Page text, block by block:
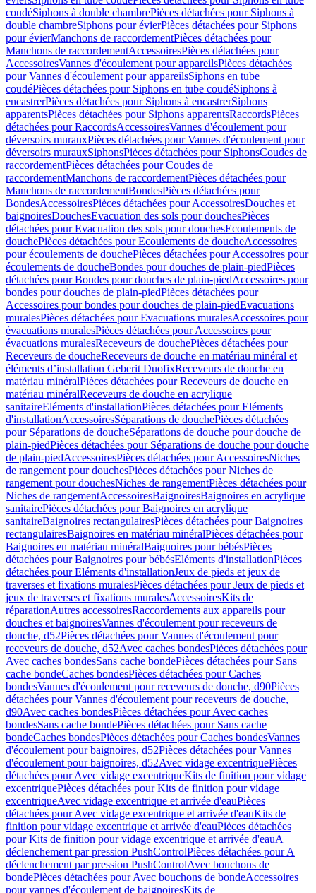
coudéSiphons à double chambrePièces détachées pour Siphons à
double chambreSiphons pour évierPièces détachées pour Siphons
pour évierManchons de raccordementPièces détachées pour
Manchons de raccordementAccessoiresPièces détachées pour
AccessoiresVannes d'écoulement pour appareilsPièces détachées
pour Vannes d'écoulement pour appareilsSiphons en tube
coudéPièces détachées pour Siphons en tube coudéSiphons à
encastrerPièces détachées pour Siphons à encastrerSiphons
apparentsPièces détachées pour Siphons apparentsRaccordsPièces
détachées pour RaccordsAccessoiresVannes d'écoulement pour
déversoirs murauxPièces détachées pour Vannes d'écoulement pour
déversoirs murauxSiphonsPièces détachées pour SiphonsCoudes de
raccordementPièces détachées pour Coudes de
raccordementManchons de raccordementPièces détachées pour
Manchons de raccordementBondesPièces détachées pour
BondesAccessoiresPièces détachées pour AccessoiresDouches et
baignoiresDouchesEvacuation des sols pour douchesPièces
détachées pour Evacuation des sols pour douchesEcoulements de
douchePièces détachées pour Ecoulements de doucheAccessoires
pour écoulements de douchePièces détachées pour Accessoires pour
écoulements de doucheBondes pour douches de plain-piedPièces
détachées pour Bondes pour douches de plain-piedAccessoires pour
bondes pour douches de plain-piedPièces détachées pour
Accessoires pour bondes pour douches de plain-piedEvacuations
muralesPièces détachées pour Evacuations muralesAccessoires pour
évacuations muralesPièces détachées pour Accessoires pour
évacuations muralesReceveurs de douchePièces détachées pour
Receveurs de doucheReceveurs de douche en matériau minéral et
éléments d’installation Geberit DuofixReceveurs de douche en
matériau minéralPièces détachées pour Receveurs de douche en
matériau minéralReceveurs de douche en acrylique
sanitaireEléments d'installationPièces détachées pour Eléments
d'installationAccessoiresSéparations de douchePièces détachées
pour Séparations de doucheSéparations de douche pour douche de
plain-piedPièces détachées pour Séparations de douche pour douche
de plain-piedAccessoiresPièces détachées pour AccessoiresNiches
de rangement pour douchesPièces détachées pour Niches de
rangement pour douchesNiches de rangementPièces détachées pour
Niches de rangementAccessoiresBaignoiresBaignoires en acrylique
sanitairePièces détachées pour Baignoires en acrylique
sanitaireBaignoires rectangulairesPièces détachées pour Baignoires
rectangulairesBaignoires en matériau minéralPièces détachées pour
Baignoires en matériau minéralBaignoires pour bébésPièces
détachées pour Baignoires pour bébésEléments d'installationPièces
détachées pour Eléments d'installationJeux de pieds et jeux de
traverses et fixations muralesPièces détachées pour Jeux de pieds et
jeux de traverses et fixations muralesAccessoiresKits de
réparationAutres accessoiresRaccordements aux appareils pour
douches et baignoiresVannes d'écoulement pour receveurs de
douche, d52Pièces détachées pour Vannes d'écoulement pour
receveurs de douche, d52Avec caches bondesPièces détachées pour
Avec caches bondesSans cache bondePièces détachées pour Sans
cache bondeCaches bondesPièces détachées pour Caches
bondesVannes d'écoulement pour receveurs de douche, d90Pièces
détachées pour Vannes d'écoulement pour receveurs de douche,
d90Avec caches bondesPièces détachées pour Avec caches
bondesSans cache bondePièces détachées pour Sans cache
bondeCaches bondesPièces détachées pour Caches bondesVannes
d'écoulement pour baignoires, d52Pièces détachées pour Vannes
d'écoulement pour baignoires, d52Avec vidage excentriquePièces
détachées pour Avec vidage excentriqueKits de finition pour vidage
excentriquePièces détachées pour Kits de finition pour vidage
excentriqueAvec vidage excentrique et arrivée d'eauPièces
détachées pour Avec vidage excentrique et arrivée d'eauKits de
finition pour vidage excentrique et arrivée d'eauPièces détachées
pour Kits de finition pour vidage excentrique et arrivée d'eauA
déclenchement par pression PushControlPièces détachées pour A
déclenchement par pression PushControlAvec bouchons de
bondePièces détachées pour Avec bouchons de bondeAccessoires
pour vannes d'écoulement de baignoiresKits de